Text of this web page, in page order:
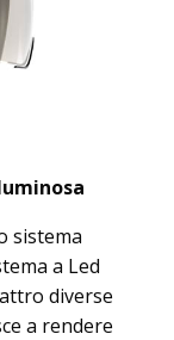
sistema
a Led
diverse
a rendere